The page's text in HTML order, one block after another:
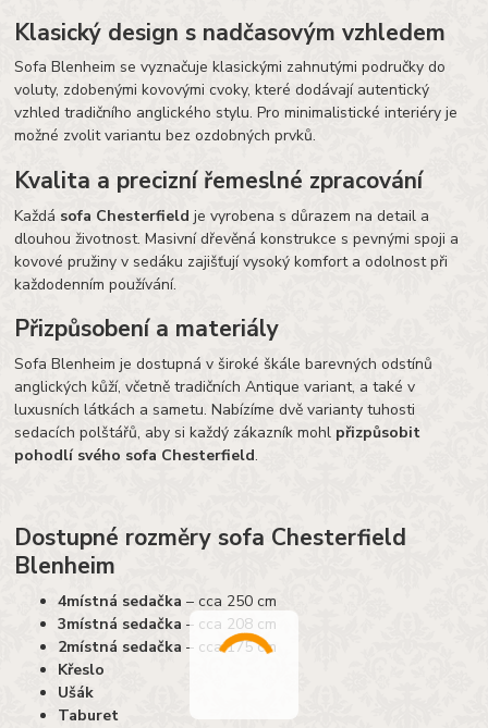
Klasický design s nadčasovým vzhledem
Sofa Blenheim se vyznačuje klasickými zahnutými područky do
voluty, zdobenými kovovými cvoky, které dodávají autentický
vzhled tradičního anglického stylu. Pro minimalistické interiéry je
možné zvolit variantu bez ozdobných prvků.
Kvalita a precizní řemeslné zpracování
Každá sofa Chesterfield je vyrobena s důrazem na detail a
dlouhou životnost. Masivní dřevěná konstrukce s pevnými spoji a
kovové pružiny v sedáku zajišťují vysoký komfort a odolnost při
každodenním používání.
Přizpůsobení a materiály
Sofa Blenheim je dostupná v široké škále barevných odstínů
anglických kůží, včetně tradičních Antique variant, a také v
luxusních látkách a sametu. Nabízíme dvě varianty tuhosti
sedacích polštářů, aby si každý zákazník mohl přizpůsobit
pohodlí svého sofa Chesterfield.
Dostupné rozměry sofa Chesterfield
Blenheim
4místná sedačka – cca 250 cm
3místná sedačka – cca 208 cm
2místná sedačka – cca 175 cm
Křeslo
Ušák
Taburet